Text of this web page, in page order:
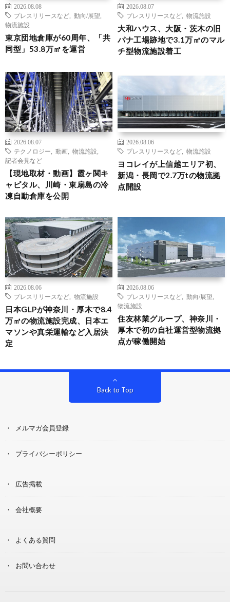
2026.08.08
プレスリリースなど
動向/展望
物流施設
東京団地倉庫が60周年、「共
同型」53.8万㎡を運営
2026.08.07
プレスリリースなど
物流施設
大和ハウス、大阪・茨木の旧
パナ工場跡地で3.1万㎡のマル
チ型物流施設着工
2026.08.07
テクノロジー
動画 物流施設
記者会見など
【現地取材・動画】霞ヶ関キ
ャピタル、川崎・東扇島の冷
凍自動倉庫を公開
2026.08.06
プレスリリースなど
物流施設
ヨコレイが上信越エリア初、
新潟・長岡で2.7万tの物流拠
点開設
2026.08.06
プレスリリースなど
物流施設
日本GLPが神奈川・厚木で8.4
万㎡の物流施設完成、日本エ
マソンや真栄運輸など入居決
定
2026.08.06
プレスリリースなど
動向/展望
物流施設
住友林業グループ、神奈川・
厚木で初の自社運営型物流拠
点が稼働開始
Back to Top
メルマガ会員登録
プライバシーポリシー
広告掲載
会社概要
よくある質問
お問い合わせ